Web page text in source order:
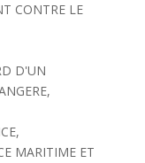
CONTRE LE
D'UN
MARITIME ET